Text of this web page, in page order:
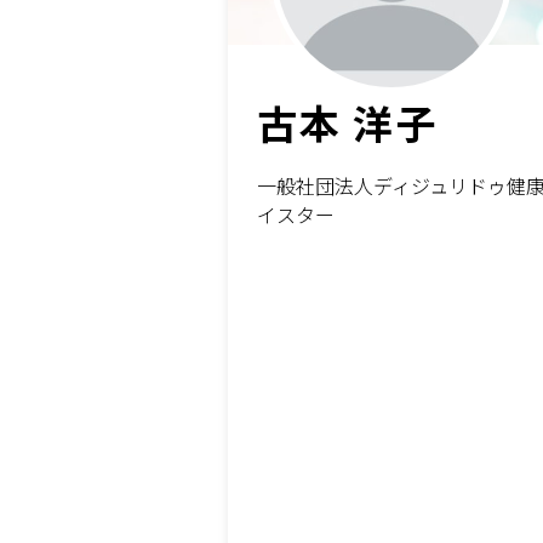
古本 洋子
一般社団法人ディジュリドゥ健
イスター